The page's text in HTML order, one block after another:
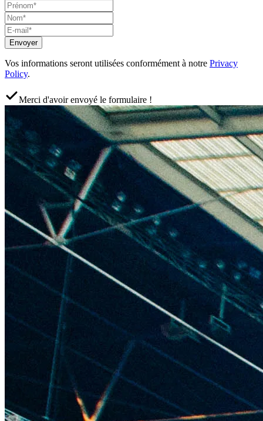
Envoyer
Vos informations seront utilisées conformément à notre Privacy
Policy.
Merci d'avoir envoyé le formulaire !